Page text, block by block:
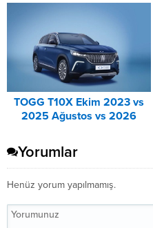
TOGG T10X Ekim 2023 vs
2025 Ağustos vs 2026
Karşılaştırma
Yorumlar
Henüz yorum yapılmamış.